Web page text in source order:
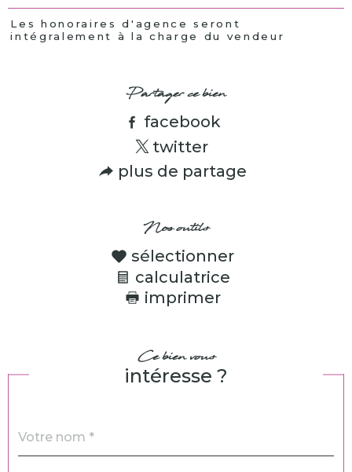
Les honoraires d'agence seront
intégralement à la charge du vendeur
Partager ce bien
facebook
twitter
plus de partage
Nos outils
sélectionner
calculatrice
imprimer
Ce bien vous
intéresse ?
par
défaut
*